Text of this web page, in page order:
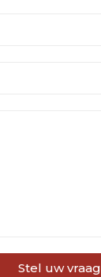
Stel uw vraag